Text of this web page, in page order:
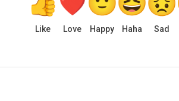
Like Love Happy Haha Sad